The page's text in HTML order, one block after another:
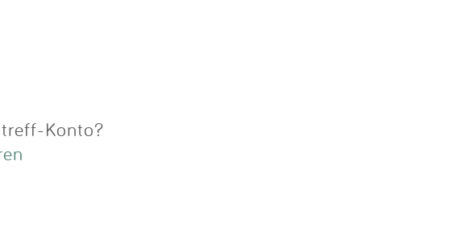
Konto?